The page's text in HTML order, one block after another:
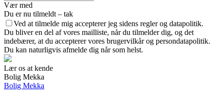
Vær med
Du er nu tilmeldt – tak
Ved at tilmelde mig accepterer jeg sidens regler og datapolitik.
Du bliver en del af vores mailliste, når du tilmelder dig, og det
indebærer, at du accepterer vores brugervilkår og persondatapolitik.
Du kan naturligvis afmelde dig når som helst.
Lær os at kende
Bolig Mekka
Bolig Mekka